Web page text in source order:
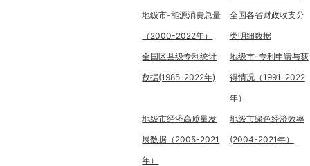
地级市-能源消费总量
（2000-2022年）
全国各省财政收支分
类明细数据
全国区县级专利统计
数据(1985-2022年)
地级市-专利申请与获
得情况（1991-2022
年）
地级市经济高质量发
展数据（2005-2021
年）
地级市绿色经济效率
(2004-2021年）